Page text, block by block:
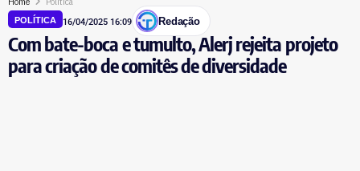
POLÍTICA 16/04/2025 16:09 Redação
Com bate-boca e tumulto, Alerj rejeita projeto
para criação de comitês de diversidade